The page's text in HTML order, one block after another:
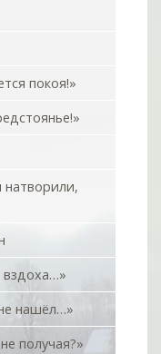
покоя!»
нашёл…»
получая?»